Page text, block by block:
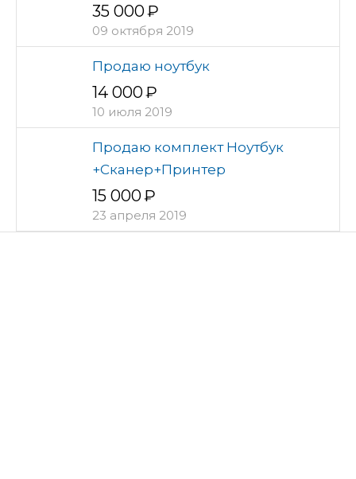
35 000
09 октября 2019
Продаю ноутбук
14 000
10 июля 2019
Продаю комплект Ноутбук
+Сканер+Принтер
15 000
23 апреля 2019